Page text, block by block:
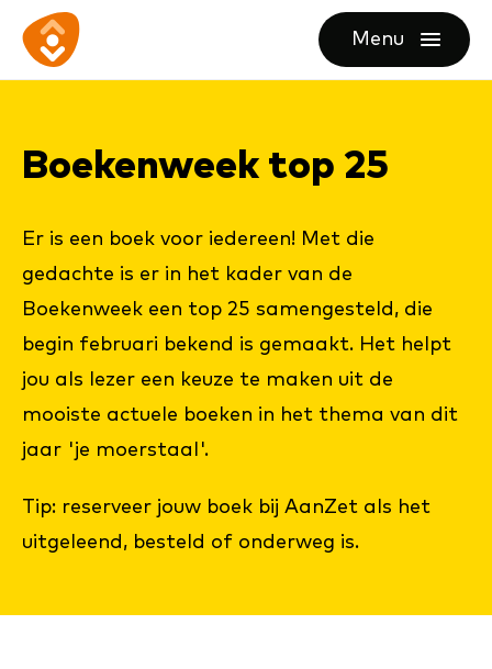
direct
content
direct
footer
Ga
naar
Menu
openen
Boe­ken­week top 25
Er is een boek voor iedereen! Met die
gedachte is er in het kader van de
Boekenweek een top 25 samengesteld, die
begin februari bekend is gemaakt. Het helpt
jou als lezer een keuze te maken uit de
mooiste actuele boeken in het thema van dit
jaar 'je moerstaal'.
Tip: reserveer jouw boek bij AanZet als het
uitgeleend, besteld of onderweg is.